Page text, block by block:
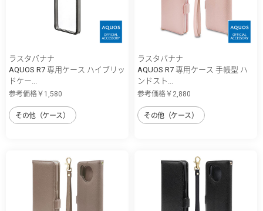
ラスタバナナ
AQUOS R7 専用ケース ハイブリッ
ドケー...
参考価格￥1,580
その他（ケース）
ラスタバナナ
AQUOS R7 専用ケース 手帳型 ハ
ンドスト...
参考価格￥2,880
その他（ケース）